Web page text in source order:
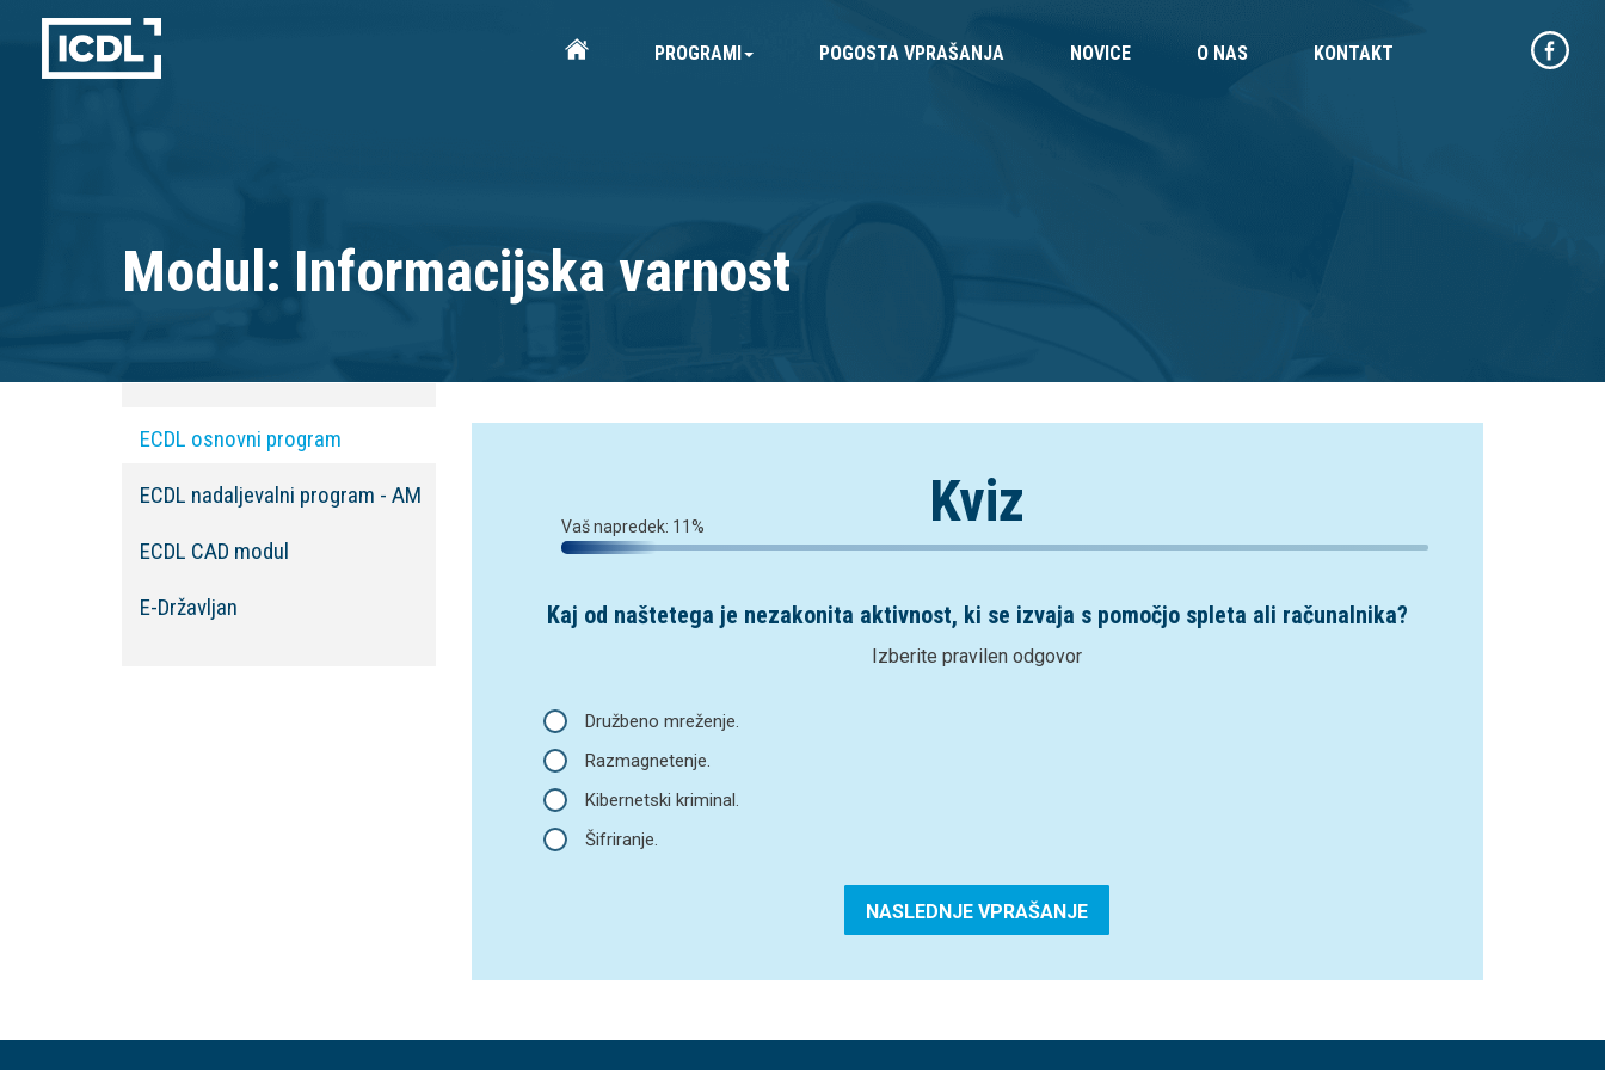
PROGRAMI POGOSTA VPRAŠANJA NOVICE O NAS KONTAKT
Modul: Informacijska varnost
ECDL osnovni program
ECDL nadaljevalni program - AM
ECDL CAD modul
E-Državljan
Vaš napredek: 11% Kviz
Kaj od naštetega je nezakonita aktivnost, ki se izvaja s pomočjo spleta ali računalnika?
Izberite pravilen odgovor
Družbeno mreženje.
Razmagnetenje.
Kibernetski kriminal.
Šifriranje.
NASLEDNJE VPRAŠANJE